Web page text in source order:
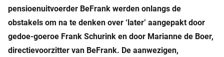
pensioenuitvoerder BeFrank werden onlangs de
obstakels om na te denken over ‘later’ aangepakt door
gedoe-goeroe Frank Schurink en door Marianne de Boer,
directievoorzitter van BeFrank. De aanwezigen,